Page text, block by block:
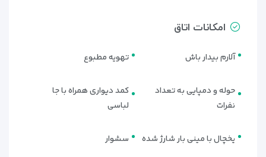
نوشیدنی‌های سرد و گرم را سرو می‌کند. این کافی‌شاپ مکان
مناسبی برای استراحت و گذراندن زمانی آرام با یک فنجان قهوه یا
همچنین، بار کنار استخر و بار تراس هتل، گزینه‌های دیگری برای
فضاها به مهمانان این امکان را می‌دهند تا در طول روز یا شب از
نوشیدنی‌های خوش‌طعم در کنار استخر یا در فضای باز با دید عالی
امکانات اتاق
آلارم بیدار باش تهویه مطبوع
حوله و دمپایی به تعداد
نفرات
کمد دیواری همراه با جا
لباسی
یخچال با مینی بار شارژ شده سشوار